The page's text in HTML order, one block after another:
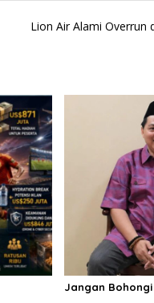
Lion Air Alami Overrun
Jangan Bohongi